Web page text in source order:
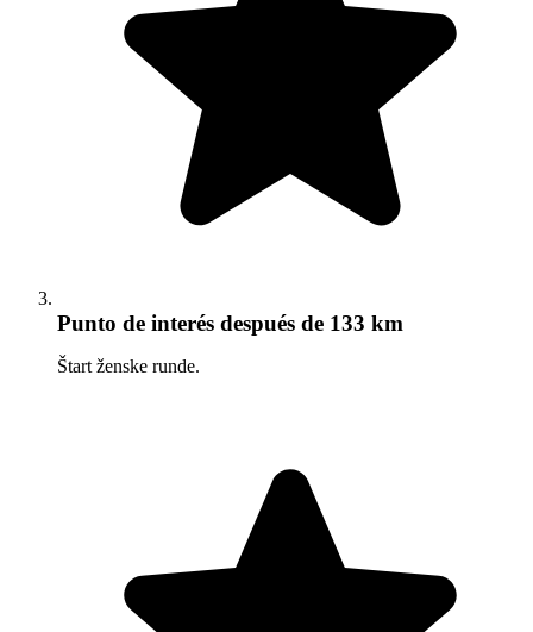
Punto de interés después de 133 km
Štart ženske runde.